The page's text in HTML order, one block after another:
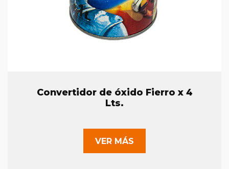
Convertidor de óxido Fierro x 4
Lts.
VER MÁS